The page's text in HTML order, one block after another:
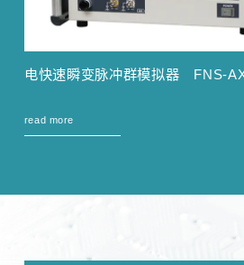
电快速瞬变脉冲群模拟器 FNS-
read more